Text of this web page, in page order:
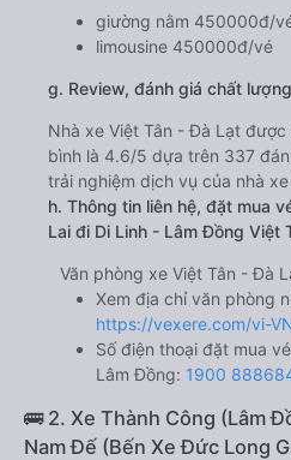
giường nằm 450000đ/
limousine 450000đ/vé
g. Review, đánh giá chất
Nhà xe Việt Tân - Đà Lạt
bình là 4.6/5 dựa trên 337
trải nghiệm dịch vụ của nhà
h. Thông tin liên hệ, đặt mua
Lai đi Di Linh - Lâm Đồng Việt
Văn phòng xe Việt Tân - Đà
Xem địa chỉ văn phòng
https://vexere.com/vi-
Số điện thoại đặt mua
Lâm Đồng: 1900
🚌 2. Xe Thành Công (Lâm
Nam Đế (Bến Xe Đức Long